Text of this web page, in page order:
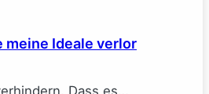
meine Ideale verlor
Dass es…